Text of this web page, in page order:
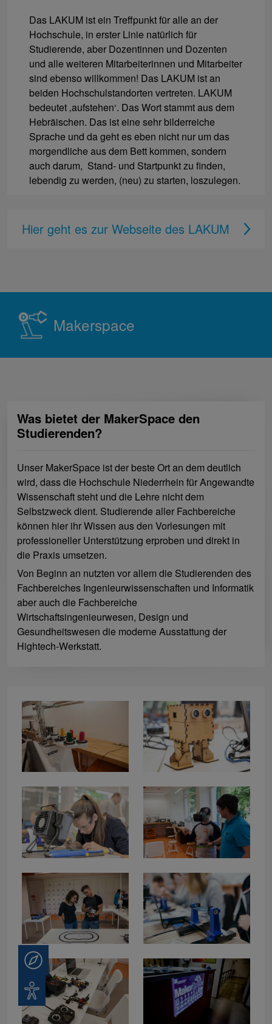
Das LAKUM ist ein Treffpunkt für alle an der
Hochschule, in erster Linie natürlich für
Studierende, aber Dozentinnen und Dozenten
und alle weiteren Mitarbeiterinnen und Mitarbeiter
sind ebenso willkommen! Das LAKUM ist an
beiden Hochschulstandorten vertreten. LAKUM
bedeutet ‚aufstehen‘. Das Wort stammt aus dem
Hebräischen. Das ist eine sehr bilderreiche
Sprache und da geht es eben nicht nur um das
morgendliche aus dem Bett kommen, sondern
auch darum, Stand- und Startpunkt zu finden,
lebendig zu werden, (neu) zu starten, loszulegen.
Hier geht es zur Webseite des LAKUM
Makerspace
Was bietet der MakerSpace den
Studierenden?
Unser MakerSpace ist der beste Ort an dem deutlich
wird, dass die Hochschule Niederrhein für Angewandte
Wissenschaft steht und die Lehre nicht dem
Selbstzweck dient. Studierende aller Fachbereiche
können hier ihr Wissen aus den Vorlesungen mit
professioneller Unterstützung erproben und direkt in
die Praxis umsetzen.
Von Beginn an nutzten vor allem die Studierenden des
Fachbereiches Ingenieurwissenschaften und Informatik
aber auch die Fachbereiche
Wirtschaftsingenieurwesen, Design und
Gesundheitswesen die moderne Ausstattung der
Hightech-Werkstatt.
Beratung
Barrierefreiheit